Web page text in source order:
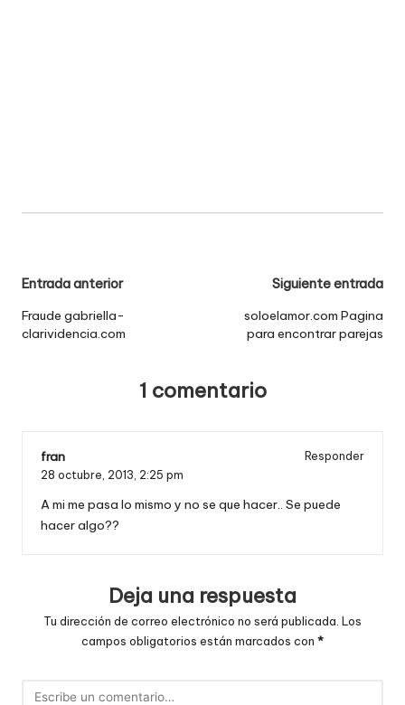
Navegación
de
entradas
Entrada anterior
Fraude gabriella-
clarividencia.com
Siguiente entrada
soloelamor.com Pagina
para encontrar parejas
1 comentario
fran
Responder
28 octubre, 2013, 2:25 pm
A mi me pasa lo mismo y no se que hacer.. Se puede
hacer algo??
Deja una respuesta
Tu dirección de correo electrónico no será publicada. Los
campos obligatorios están marcados con *